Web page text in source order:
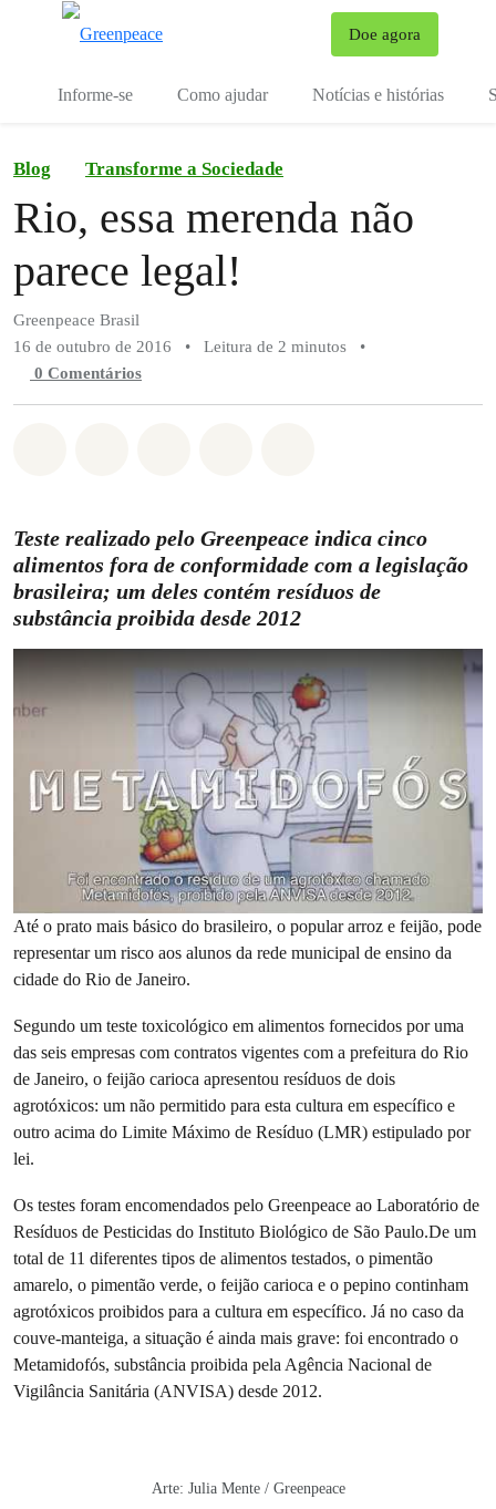
Doe agora
Informe-se Como ajudar Notícias e histórias
Blog Transforme a Sociedade
Rio, essa merenda não
parece legal!
Greenpeace Brasil
16 de outubro de 2016
• Leitura de 2 minutos
•
0 Comentários
Teste realizado pelo Greenpeace indica cinco
alimentos fora de conformidade com a legislação
brasileira; um deles contém resíduos de
substância proibida desde 2012
Até o prato mais básico do brasileiro, o popular arroz e feijão, pode
representar um risco aos alunos da rede municipal de ensino da
cidade do Rio de Janeiro.
Segundo um teste toxicológico em alimentos fornecidos por uma
das seis empresas com contratos vigentes com a prefeitura do Rio
de Janeiro, o feijão carioca apresentou resíduos de dois
agrotóxicos: um não permitido para esta cultura em específico e
outro acima do Limite Máximo de Resíduo (LMR) estipulado por
lei.
Os testes foram encomendados pelo Greenpeace ao Laboratório de
Resíduos de Pesticidas do Instituto Biológico de São Paulo.De um
total de 11 diferentes tipos de alimentos testados, o pimentão
amarelo, o pimentão verde, o feijão carioca e o pepino continham
agrotóxicos proibidos para a cultura em específico. Já no caso da
couve-manteiga, a situação é ainda mais grave: foi encontrado o
Metamidofós, substância proibida pela Agência Nacional de
Vigilância Sanitária (ANVISA) desde 2012.
Arte: Julia Mente / Greenpeace